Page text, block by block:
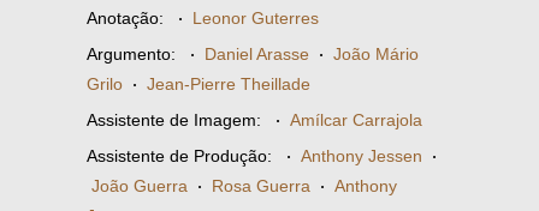
Anotação: · Leonor Guterres
Argumento: · Daniel Arasse · João Mário
Grilo · Jean-Pierre Theillade
Assistente de Imagem: · Amílcar Carrajola
Assistente de Produção: · Anthony Jessen ·
João Guerra · Rosa Guerra · Anthony